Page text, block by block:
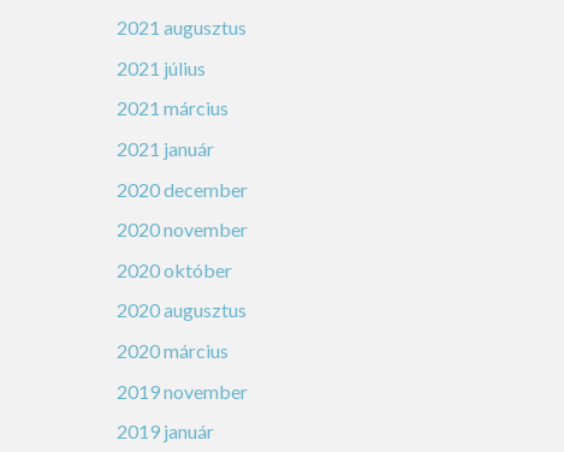
2021 augusztus
2021 július
2021 március
2021 január
2020 december
2020 november
2020 október
2020 augusztus
2020 március
2019 november
2019 január